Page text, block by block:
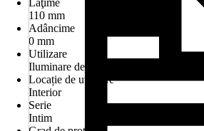
Lăţime
110 mm
Adâncime
0 mm
Utilizare
Iluminare decorativă
Locație de utilizare
Interior
Serie
Intim